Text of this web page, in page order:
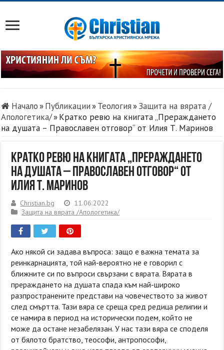
Начало»Публикации»Теология»Защита на вярата /
Апологетика/»Кратко ревю на книгата „Прераждането
на душата – Православен отговор“ от Илия Т. Маринов
Кратко ревю на книгата „Прераждането
на душата – Православен отговор“ от
Илия Т. Маринов
Christian.bg
11.06.2022
Защита на вярата /Апологетика/
Ако някой си задава въпроса: защо е важна темата за
реинкарнацията, той най-вероятно не е говорил с
ближните си по въпроси свързани с вярата. Вярата в
прераждането на душата спада към най-широко
разпространените представи на човечеството за живот
след смъртта. Тази вяра се среща сред редица религии и
се намира в период на исторически подем, който не
може да остане незабелязан. У нас тази вяра се споделя
от бялото братство, теософи, антропософи,